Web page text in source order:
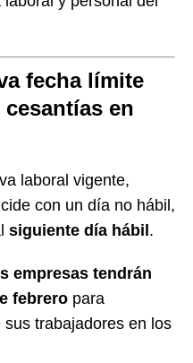
fecha límite
en
laboral vigente,
con un día no hábil,
siguiente día hábil.
empresas tendrán
febrero para
trabajadores en los